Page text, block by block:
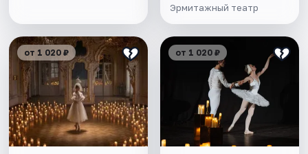
Эрмитажный театр
от 1 020 ₽ от 1 020 ₽